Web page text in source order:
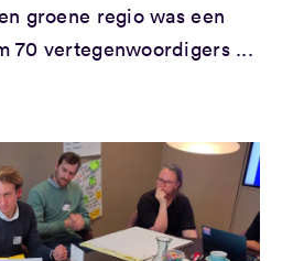
groene regio was een
70 vertegenwoordigers ...